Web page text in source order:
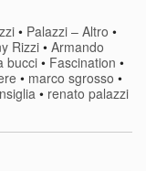
• Palazzi – Altro •
Rizzi•Armando
bucci• Fascination •
• marco sgrosso •
• renato palazzi